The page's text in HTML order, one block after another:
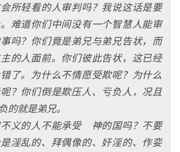
所轻看的人审判吗？我说这话是要
难道你们中间没有一个智慧人能审
吗？你们竟是弟兄与弟兄告状，而
的人面前。你们彼此告状，这已经
了。为什么不情愿受欺呢？为什么
？你们倒是欺压人、亏负人，况且
的就是弟兄。
义的人不能承受 神的国吗？不要
淫乱的、拜偶像的、奸淫的、作娈